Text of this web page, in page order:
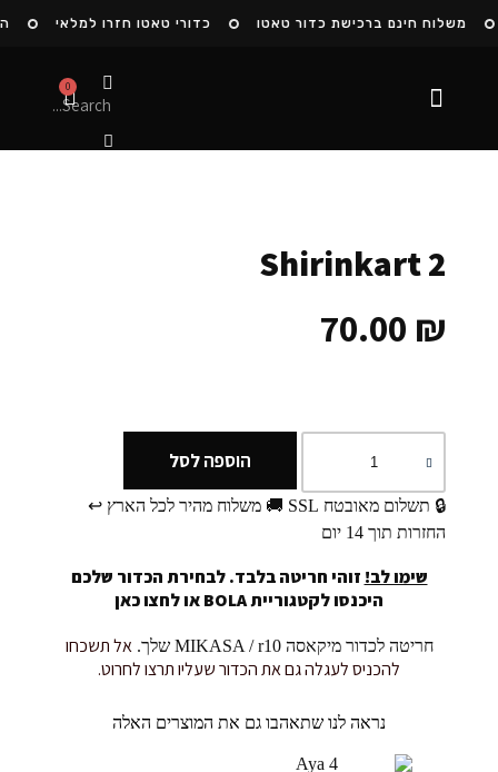
משלוח חינם ברכישת כדור טאטו כדורי טאטו חזרו למלאי
0
Shirinkart 2
70.00 ₪
הוספה לסל
🔒 תשלום מאובטח SSL 🚚 משלוח מהיר לכל הארץ ↩️
החזרות תוך 14 יום
שימו לב! זוהי חריטה בלבד. לבחירת הכדור שלכם
היכנסו לקטגוריית BOLA או
לחצו כאן
חריטה לכדור מיקאסה MIKASA / r10 שלך.
אל תשכחו
להכניס לעגלה גם את הכדור שעליו תרצו לחרוט.
נראה לנו שתאהבו גם את המוצרים האלה